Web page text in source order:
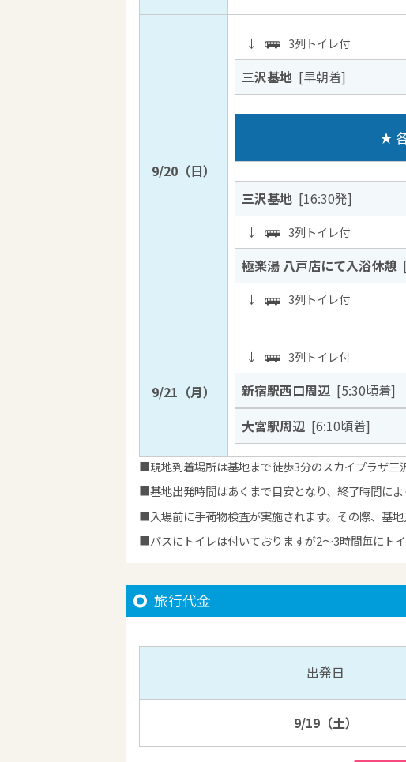
9/20（日）
↓ 3列トイレ付
三沢基地 [早朝着]
★
三沢基地 [16:30発]
↓ 3列トイレ付
極楽湯 八戸店にて入浴休憩
↓ 3列トイレ付
9/21（月）
↓ 3列トイレ付
新宿駅西口周辺 [5:30頃着]
大宮駅周辺 [6:10頃着]
現地到着場所は基地まで徒歩3分のスカイプラザ三
基地出発時間はあくまで目安となり、終了時間に
入場前に手荷物検査が実施されます。その際、基
バスにトイレは付いておりますが2～3時間毎にトイ
旅行代金
出発日
9/19（土）